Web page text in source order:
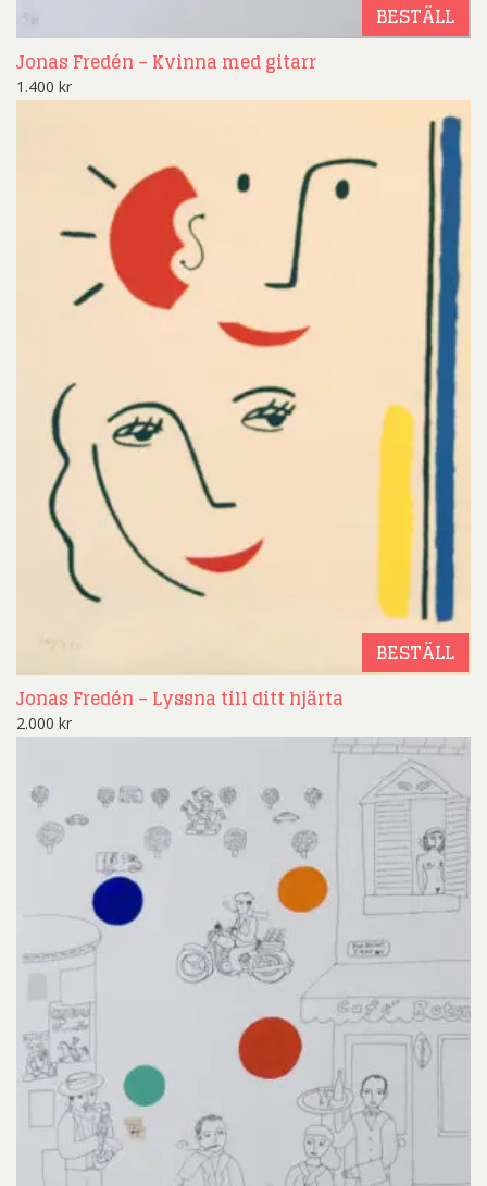
BESTÄLL
Jonas Fredén – Kvinna med gitarr
1.400 kr
BESTÄLL
Jonas Fredén – Lyssna till ditt hjärta
2.000 kr